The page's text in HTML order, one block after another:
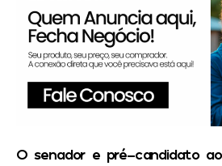
O senador e pré-candidato